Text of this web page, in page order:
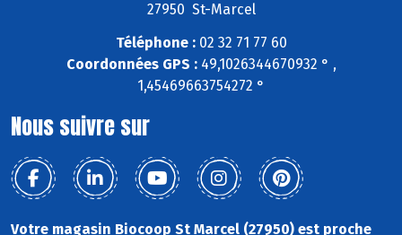
27950 St-Marcel
Téléphone :02 32 71 77 60
Coordonnées GPS :49,1026344670932 ° ,
1,45469663754272 °
Nous suivre sur
Votre magasin Biocoop St Marcel (27950) est proche